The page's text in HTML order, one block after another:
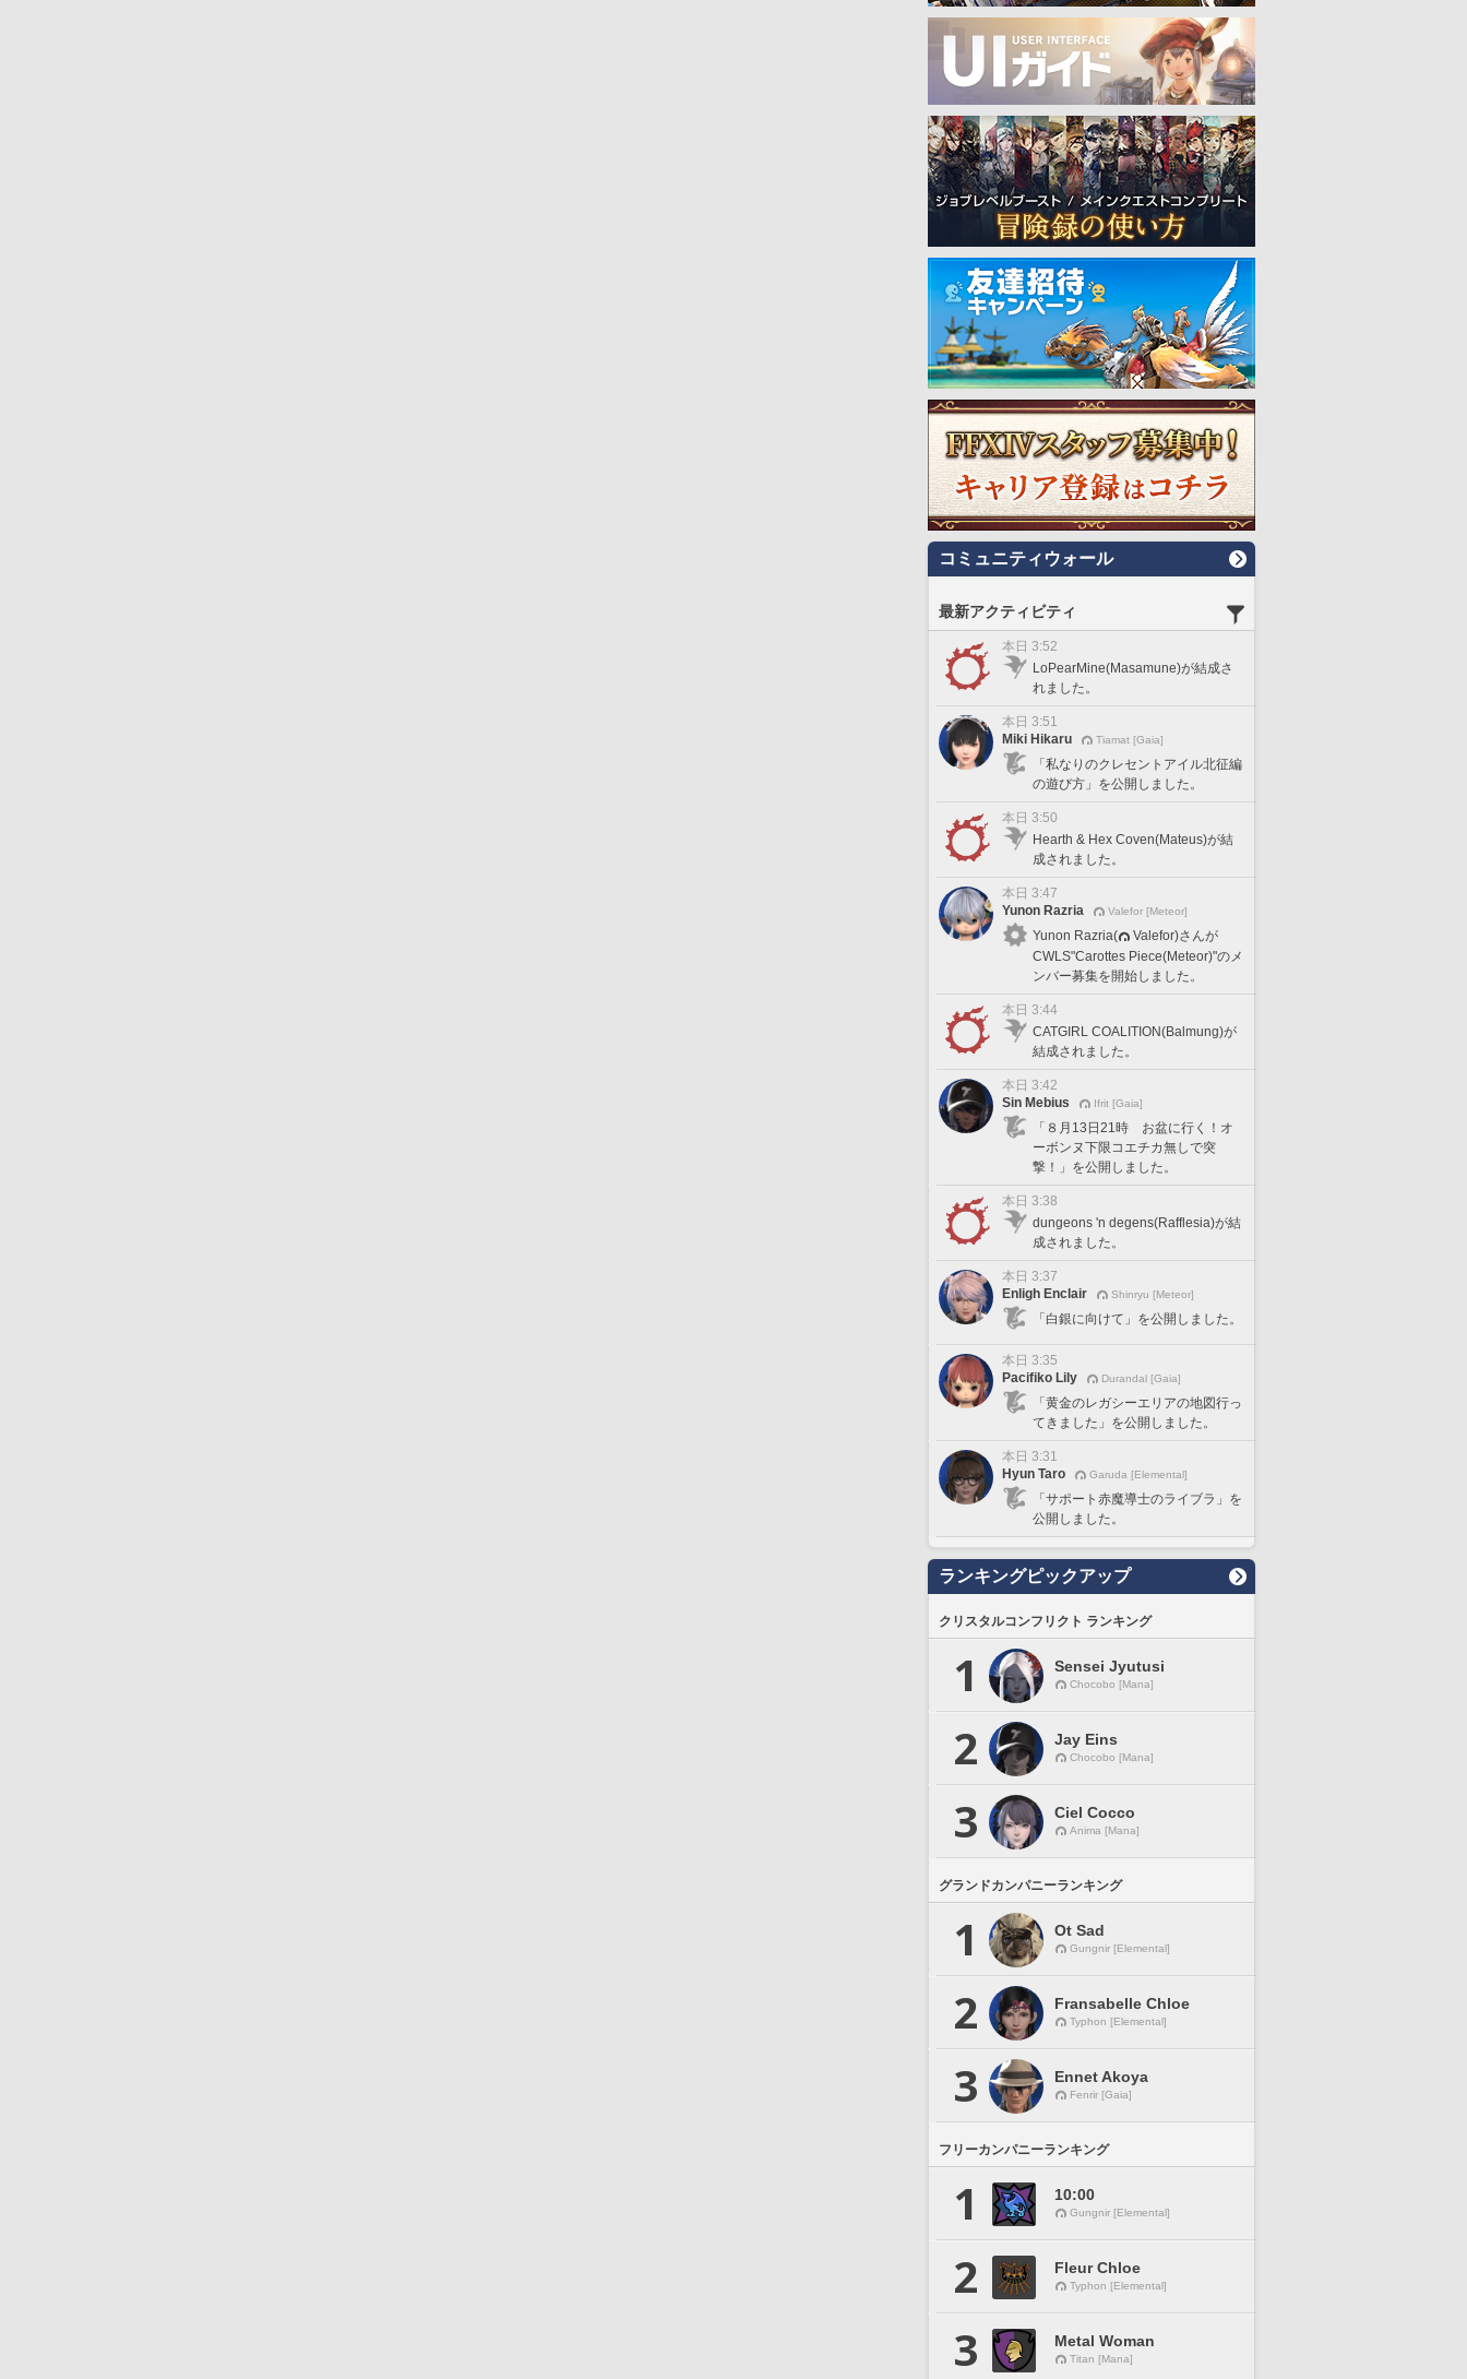
コミュニティウォール
最新アクティビティ
本日 3:52
LoPearMine(Masamune)が結成さ
れました。
本日 3:51
Miki Hikaru
Tiamat [Gaia]
「私なりのクレセントアイル北征編
の遊び方」を公開しました。
本日 3:50
Hearth & Hex Coven(Mateus)が結
成されました。
本日 3:47
Yunon Razria
Valefor [Meteor]
Yunon Razria(
Valefor)さんが
CWLS"Carottes Piece(Meteor)"のメ
ンバー募集を開始しました。
本日 3:44
CATGIRL COALITION(Balmung)が
結成されました。
本日 3:42
Sin Mebius
Ifrit [Gaia]
「８月13日21時 お盆に行く！オ
ーボンヌ下限コエチカ無しで突
撃！」を公開しました。
本日 3:38
dungeons 'n degens(Rafflesia)が結
成されました。
本日 3:37
Enligh Enclair
Shinryu [Meteor]
「白銀に向けて」を公開しました。
本日 3:35
Pacifiko Lily
Durandal [Gaia]
「黄金のレガシーエリアの地図行っ
てきました」を公開しました。
本日 3:31
Hyun Taro
Garuda [Elemental]
「サポート赤魔導士のライブラ」を
公開しました。
ランキングピックアップ
クリスタルコンフリクト ランキング
1 Sensei Jyutusi
Chocobo [Mana]
2 Jay Eins
Chocobo [Mana]
3 Ciel Cocco
Anima [Mana]
グランドカンパニーランキング
1 Ot Sad
Gungnir [Elemental]
2 Fransabelle Chloe
Typhon [Elemental]
3 Ennet Akoya
Fenrir [Gaia]
フリーカンパニーランキング
1 10:00
Gungnir [Elemental]
2 Fleur Chloe
Typhon [Elemental]
3 Metal Woman
Titan [Mana]